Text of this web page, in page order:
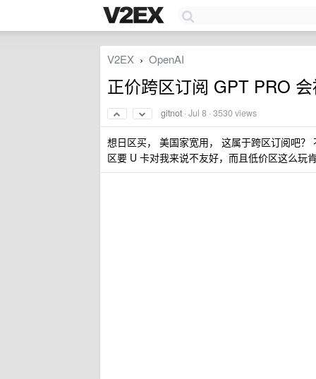
V2EX › OpenAI
正价跨区订阅 GPT PRO 会
gitnot ·Jul 8 · 3530 views
想日区买， 美国家宽用， 这属于跨区订阅吧
区要 U 卡对我来说不友好，而且低价区这么玩